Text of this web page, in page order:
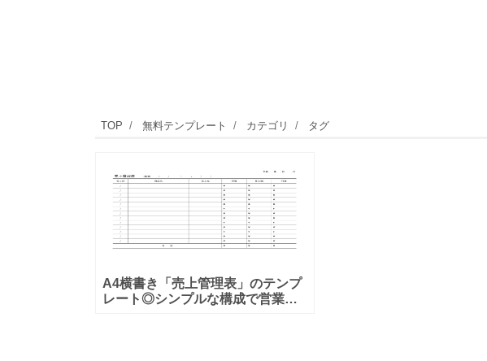
TOP 無料テンプレート カテゴリ タグ
A4横書き「売上管理表」のテンプ
レート◎シンプルな構成で営業マ